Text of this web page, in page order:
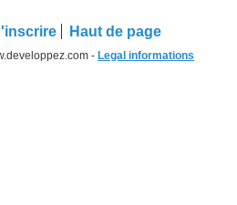
Haut de page
- Legal informations